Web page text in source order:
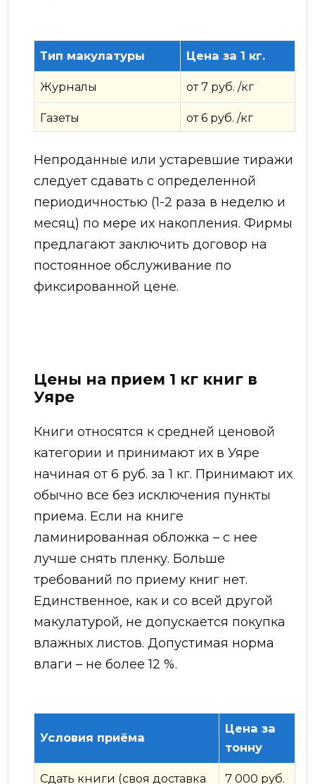
Тип макулатуры Цена за 1 кг.
Журналы от 7 руб. /кг
Газеты от 6 руб. /кг
Непроданные или устаревшие тиражи
следует сдавать с определенной
периодичностью (1-2 раза в неделю и
месяц) по мере их накопления. Фирмы
предлагают заключить договор на
постоянное обслуживание по
фиксированной цене.
Цены на прием 1 кг книг в
Уяре
Книги относятся к средней ценовой
категории и принимают их в Уяре
начиная от 6 руб. за 1 кг. Принимают их
обычно все без исключения пункты
приема. Если на книге
ламинированная обложка – с нее
лучше снять пленку. Больше
требований по приему книг нет.
Единственное, как и со всей другой
макулатурой, не допускается покупка
влажных листов. Допустимая норма
влаги – не более 12 %.
Условия приёма
Цена за
тонну
Сдать книги (своя доставка 7 000 руб.